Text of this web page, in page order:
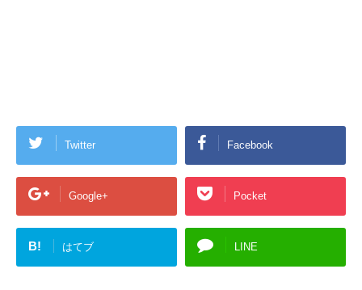
Twitter Facebook
Google+ Pocket
B! はてブ LINE